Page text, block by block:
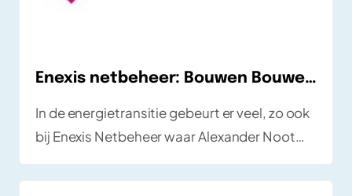
Enexis netbeheer: Bouwen Bouwen Bouwen.
In de energietransitie gebeurt er veel, zo ook
bij Enexis Netbeheer waar Alexander Noot
specialist. Alexander neemt ons mee in de